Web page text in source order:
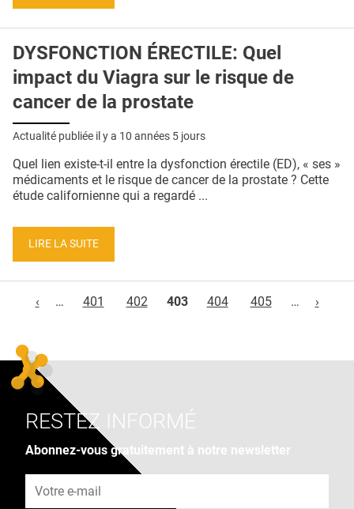
DYSFONCTION ÉRECTILE: Quel
impact du Viagra sur le risque de
cancer de la prostate
Actualité publiée il y a 10 années 5 jours
Quel lien existe-t-il entre la dysfonction érectile (ED), « ses »
médicaments et le risque de cancer de la prostate ? Cette
étude californienne qui a regardé ...
LIRE LA SUITE
‹
… 401 402 403 404 405 … ›
RESTEZ INFORMÉ
Abonnez-vous gratuitement à notre newsletter